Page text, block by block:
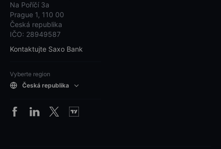
Na Poříčí 3a
Prague 1, 110 00
Česká republika
IČO: 28949587
Kontaktujte Saxo Bank
Vyberte region
Česká republika